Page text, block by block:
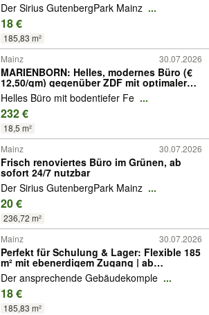
Der Sirius GutenbergPark Mainz ...
18 €
185,83 m²
Mainz 30.07.2026
MARIENBORN: Helles, modernes Büro (€
12,50/qm) gegenüber ZDF mit optimaler
Anbindung
Helles Büro mit bodentiefer Fe ...
232 €
18,5 m²
Mainz 30.07.2026
Frisch renoviertes Büro im Grünen, ab
sofort 24/7 nutzbar
Der Sirius GutenbergPark Mainz ...
20 €
236,72 m²
Mainz 30.07.2026
Perfekt für Schulung & Lager: Flexible 185
m² mit ebenerdigem Zugang | ab
01.08.2026
Der ansprechende Gebäudekomple ...
18 €
185,83 m²